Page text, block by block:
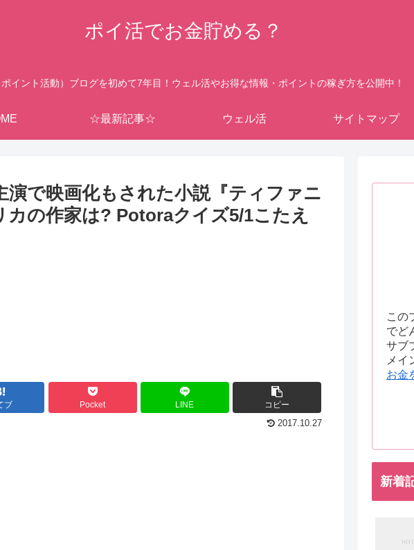
ポイ活でお金貯める？
イント活動）ブログを初めて7年目！ウェル活やお得な情報・ポイントの稼ぎ方を公開中！
☆最新記事☆ ウェル活 サイトマップ
で映画化もされた小説『ティファニ
の作家は? Potoraクイズ5/1こたえ
ブ Pocket LINE
コピー
2017.10.27
この
でど
サブ
メイ
お金
新着